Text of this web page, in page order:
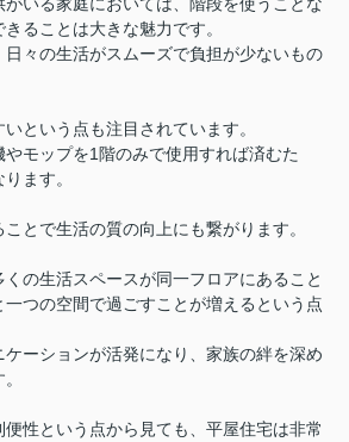
ることは大きな魅力です。
日々の生活がスムーズで負担が少ないもの
という点も注目されています。
モップを1階のみで使用すれば済むた
ます。
とで生活の質の向上にも繋がります。
の生活スペースが同一フロアにあること
つの空間で過ごすことが増えるという点
ケーションが活発になり、家族の絆を深め
性という点から見ても、平屋住宅は非常